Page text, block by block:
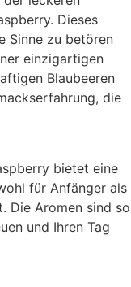
Dieses
Sinne zu betören
einzigartigen
Blaubeeren
die
bietet eine
für Anfänger als
Die Aromen sind so
und Ihren Tag